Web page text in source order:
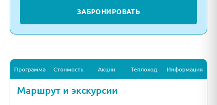
ЗАБРОНИРОВАТЬ
Программа Стоимость Акции Теплоход Информация
Маршрут и экскурсии